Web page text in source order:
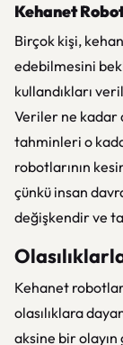
Kehanet
Birçok kişi,
edebilmesini
kullandıkları
Veriler ne kadar
tahminleri o
robotlarının
çünkü insan
değişkendir ve
Kehanet
olasılıklara
aksine bir